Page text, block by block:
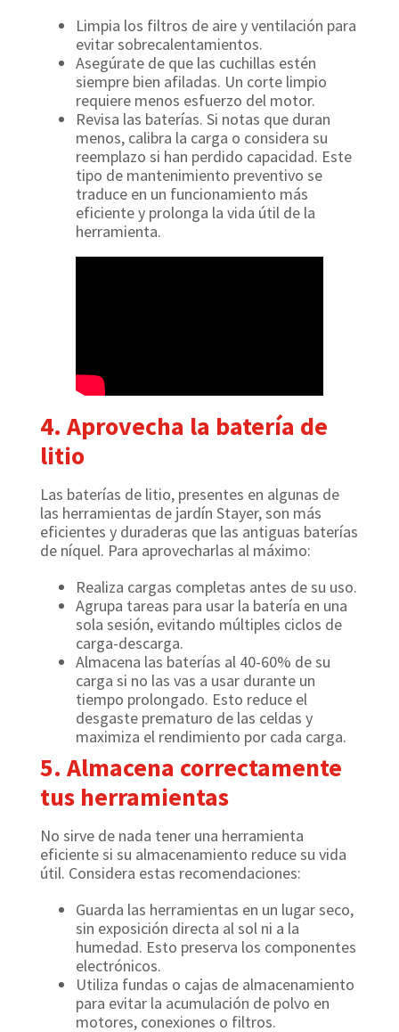
Limpia los filtros de aire y ventilación para
evitar sobrecalentamientos.
Asegúrate de que las cuchillas estén
siempre bien afiladas. Un corte limpio
requiere menos esfuerzo del motor.
Revisa las baterías. Si notas que duran
menos, calibra la carga o considera su
reemplazo si han perdido capacidad. Este
tipo de mantenimiento preventivo se
traduce en un funcionamiento más
eficiente y prolonga la vida útil de la
herramienta.
4. Aprovecha la batería de
litio
Las baterías de litio, presentes en algunas de
las herramientas de jardín Stayer, son más
eficientes y duraderas que las antiguas baterías
de níquel. Para aprovecharlas al máximo:
Realiza cargas completas antes de su uso.
Agrupa tareas para usar la batería en una
sola sesión, evitando múltiples ciclos de
carga-descarga.
Almacena las baterías al 40-60% de su
carga si no las vas a usar durante un
tiempo prolongado. Esto reduce el
desgaste prematuro de las celdas y
maximiza el rendimiento por cada carga.
5. Almacena correctamente
tus herramientas
No sirve de nada tener una herramienta
eficiente si su almacenamiento reduce su vida
útil. Considera estas recomendaciones:
Guarda las herramientas en un lugar seco,
sin exposición directa al sol ni a la
humedad. Esto preserva los componentes
electrónicos.
Utiliza fundas o cajas de almacenamiento
para evitar la acumulación de polvo en
motores, conexiones o filtros.